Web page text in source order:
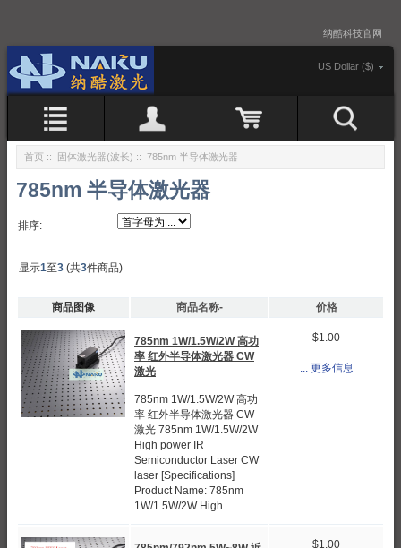
纳酷科技官网
US Dollar ($)
首页 :: 固体激光器(波长) :: 785nm 半导体激光器
785nm 半导体激光器
排序:
显示1至3 (共3件商品)
商品图像 商品名称- 价格
785nm 1W/1.5W/2W 高功
率 红外半导体激光器 CW
激光
785nm 1W/1.5W/2W 高功
率 红外半导体激光器 CW
激光 785nm 1W/1.5W/2W
High power IR
Semiconductor Laser CW
laser [Specifications]
Product Name: 785nm
1W/1.5W/2W High...
$1.00
... 更多信息
$1.00